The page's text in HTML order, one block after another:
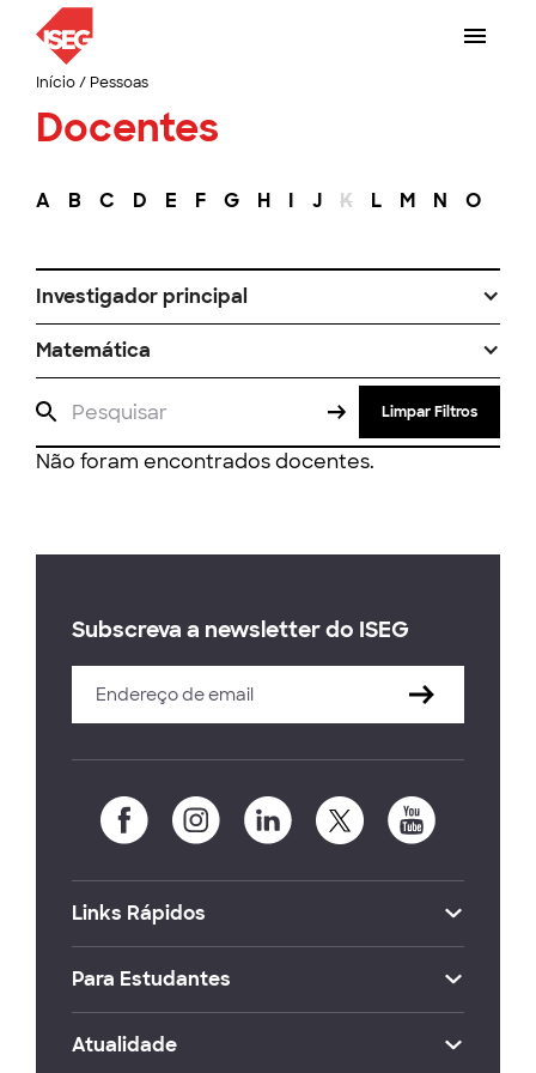
Início/ Pessoas
Docentes
A B C D E F G H I J K L M N O
Investigador principal
Matemática
Limpar Filtros
Não foram encontrados docentes.
Subscreva a newsletter do ISEG
Links Rápidos
Para Estudantes
Atualidade